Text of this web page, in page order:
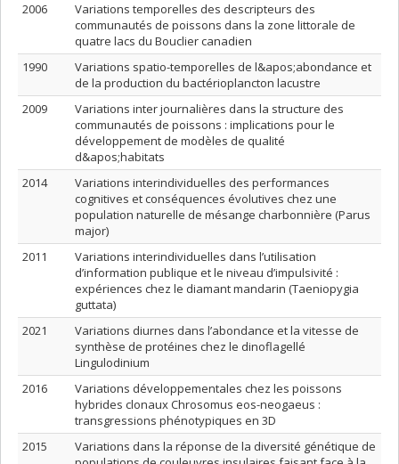
2006
Variations temporelles des descripteurs des
communautés de poissons dans la zone littorale de
quatre lacs du Bouclier canadien
1990
Variations spatio-temporelles de l&apos;abondance et
de la production du bactérioplancton lacustre
2009
Variations inter journalières dans la structure des
communautés de poissons : implications pour le
développement de modèles de qualité
d&apos;habitats
2014
Variations interindividuelles des performances
cognitives et conséquences évolutives chez une
population naturelle de mésange charbonnière (Parus
major)
2011
Variations interindividuelles dans l’utilisation
d’information publique et le niveau d’impulsivité :
expériences chez le diamant mandarin (Taeniopygia
guttata)
2021
Variations diurnes dans l’abondance et la vitesse de
synthèse de protéines chez le dinoflagellé
Lingulodinium
2016
Variations développementales chez les poissons
hybrides clonaux Chrosomus eos-neogaeus :
transgressions phénotypiques en 3D
2015
Variations dans la réponse de la diversité génétique de